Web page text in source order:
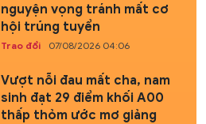
nguyện vọng tránh mất cơ
hội trúng tuyển
Trao đổi 07/08/2026 04:06
Vượt nỗi đau mất cha, nam
sinh đạt 29 điểm khối A00
thấp thỏm ước mơ giảng